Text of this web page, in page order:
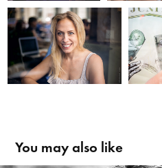
You may also like